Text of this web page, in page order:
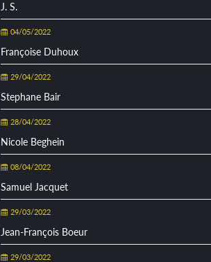
J. S.
04/05/2022
Françoise Duhoux
29/04/2022
Stephane Bair
28/04/2022
Nicole Beghein
08/04/2022
Samuel Jacquet
29/03/2022
Jean-François Boeur
29/03/2022